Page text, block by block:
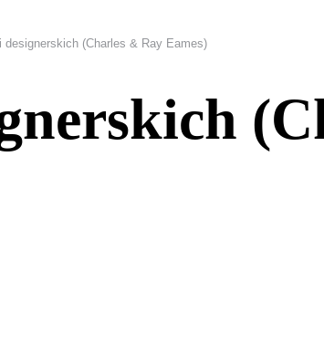
designerskich (Charles & Ray Eames)